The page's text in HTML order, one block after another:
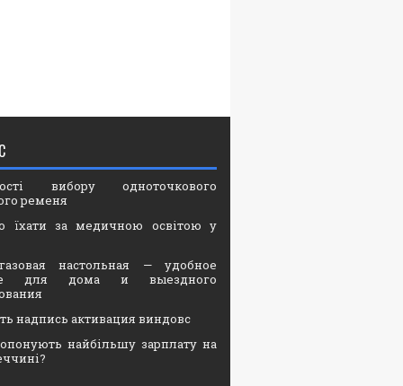
вибору одноточкового
ременя
їхати за медичною освітою у
настольная — удобное
для дома и выездного
надпись активация виндовс
найбільшу зарплату на